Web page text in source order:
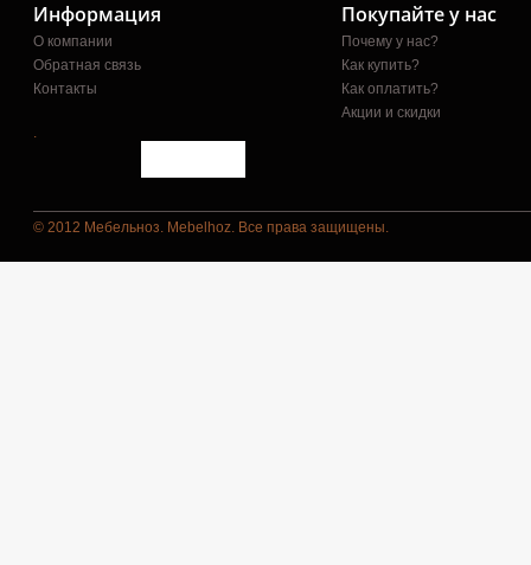
Информация
О компании
Обратная связь
Контакты
Покупайте у нас
Почему у нас?
Как купить?
Как оплатить?
Акции и скидки
.
© 2012 Мебельноз. Mebelhoz. Все права защищены.